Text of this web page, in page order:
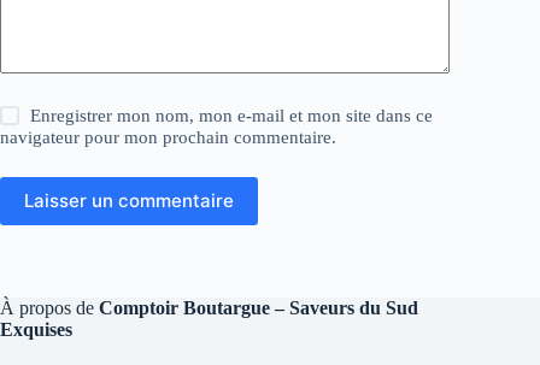
Enregistrer mon nom, mon e-mail et mon site dans ce
navigateur pour mon prochain commentaire.
Laisser un commentaire
À propos de Comptoir Boutargue – Saveurs du Sud
Exquises